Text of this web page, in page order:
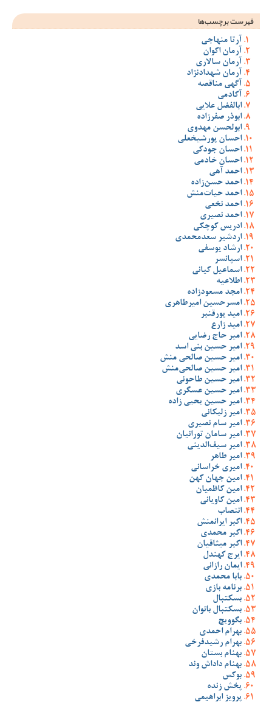
فهرست برچسب‌ها
آرتا منهاجی
آرمان اکوان
آرمان سالاری
آرمان شهدادنژاد
آگهی مناقصه
آکادمی
ابالفضل علایی
ابوذر صفرزاده
ابولحسن مهدوی
احسان پورشیخعلی
احسان جودکی
احسان خادمی
احمد آهی
احمد حسن‌زاده
احمد حیات‌منش
احمد نخعی
احمد نصیری
ادریس کوچکی
اردشیر سعدمحمدی
ارشاد یوسفی
اسپانسر
اسماعیل کیانی
اطلاعیه
امجد مسعودزاده
امسرحسین امیرطاهری
امید پورقنبر
امید زارع
امیر حاج رضایی
امیر حسین بنی اسد
امیر حسین صالحی منش
امیر حسین صالحی‌منش
امیر حسین طاحونی
امیر حسین عسگری
امیر حسین یحیی زاده
امیر زلیکانی
امیر سام نصیری
امیر سامان تورانیان
امیر سیف‌الدینی
امیر طاهر
امیری خراسانی
امین جهان کهن
امین کاظمیان
امین کاویانی
انتصاب
اکبر ایرانمنش
اکبر محمدی
اکبر میثاقیان
ایرج کهندل
ایمان رازانی
بابا محمدی
برنامه بازی
بسکتبال
بسکتبال بانوان
بگوویچ
بهرام احمدی
بهرام رشیدفرخی
بهنام بستان
بهنام داداش وند
بوکس
پخش زنده
پرویز ابراهیمی